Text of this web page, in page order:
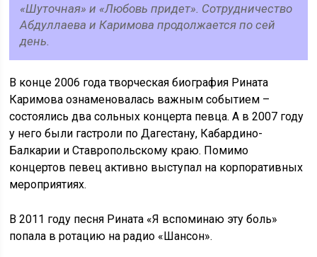
«Шуточная» и «Любовь придет». Сотрудничество
Абдуллаева и Каримова продолжается по сей
день.
В конце 2006 года творческая биография Рината
Каримова ознаменовалась важным событием –
состоялись два сольных концерта певца. А в 2007 году
у него были гастроли по Дагестану, Кабардино-
Балкарии и Ставропольскому краю. Помимо
концертов певец активно выступал на корпоративных
мероприятиях.
В 2011 году песня Рината «Я вспоминаю эту боль»
попала в ротацию на радио «Шансон».